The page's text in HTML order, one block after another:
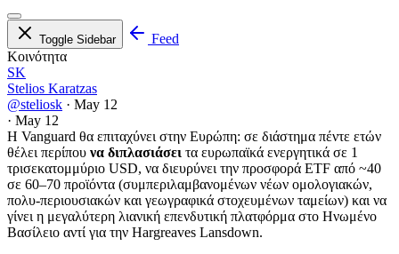
Toggle Sidebar
Feed
Κοινότητα
SK
Stelios Karatzas
@steliosk · May 12
· May 12
Η Vanguard θα επιταχύνει στην Ευρώπη: σε διάστημα πέντε ετών
θέλει περίπου να διπλασιάσει τα ευρωπαϊκά ενεργητικά σε 1
τρισεκατομμύριο USD, να διευρύνει την προσφορά ETF από ~40
σε 60–70 προϊόντα (συμπεριλαμβανομένων νέων ομολογιακών,
πολυ-περιουσιακών και γεωγραφικά στοχευμένων ταμείων) και να
γίνει η μεγαλύτερη λιανική επενδυτική πλατφόρμα στο Ηνωμένο
Βασίλειο αντί για την Hargreaves Lansdown.